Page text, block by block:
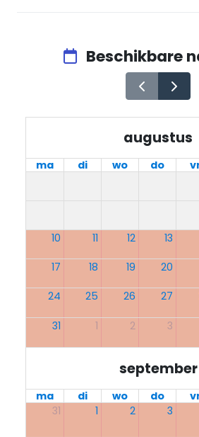
Beschikbare
augustus
ma di wo do
10 11 12 13
17 18 19 20
24 25 26 27
31 1 2 3
september
ma di wo do
31
1 2 3